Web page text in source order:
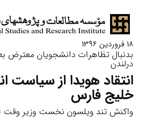
18 فروردین 1396
بدنبال تظاهرات دانشجویان معترض
درلندن
انتقاد هویدا از سیاست
خلیج فارس
واکنش تند ویلسون نخست وزیر وقت